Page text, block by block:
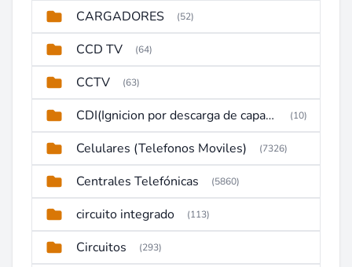
CARGADORES (52)
CCD TV (64)
CCTV (63)
CDI(Ignicion por descarga de capacitor) (10)
Celulares (Telefonos Moviles) (7326)
Centrales Telefónicas (5860)
circuito integrado (113)
Circuitos (293)